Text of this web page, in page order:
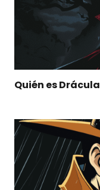
Quién es Drácula